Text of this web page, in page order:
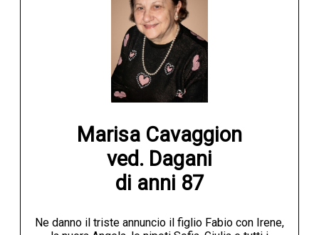
Marisa Cavaggion
ved. Dagani
di anni 87
Ne danno il triste annuncio il figlio Fabio con Irene,